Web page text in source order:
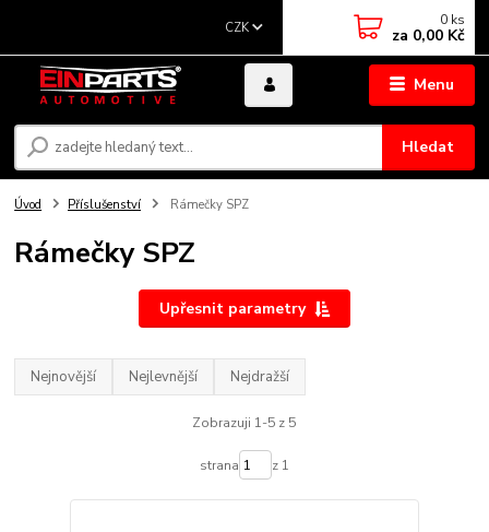
Menu
CZK
Hledat
0 ks
za 0,00 Kč
Úvod Příslušenství Rámečky SPZ
Rámečky SPZ
Upřesnit parametry
Nejnovější Nejlevnější Nejdražší
Zobrazuji 1-5 z 5
strana z 1